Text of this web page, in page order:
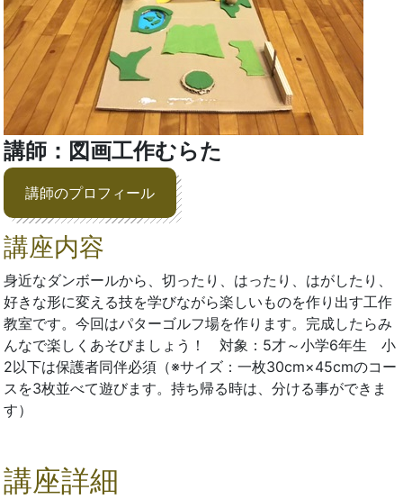
講師：図画工作むらた
講師のプロフィール
講座内容
身近なダンボールから、切ったり、はったり、はがしたり、
好きな形に変える技を学びながら楽しいものを作り出す工作
教室です。今回はパターゴルフ場を作ります。完成したらみ
んなで楽しくあそびましょう！ 対象：5才～小学6年生 小
2以下は保護者同伴必須（※サイズ：一枚30cm×45cmのコー
スを3枚並べて遊びます。持ち帰る時は、分ける事ができま
す）
講座詳細